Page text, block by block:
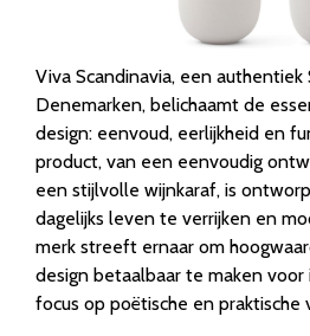
Viva Scandinavia, een authentiek
Denemarken, belichaamt de
design: eenvoud, eerlijkheid en
product, van een eenvoudig
een stijlvolle wijnkaraf, is
dagelijks leven te verrijken en
merk streeft ernaar om
design betaalbaar te maken
focus op poëtische en praktische